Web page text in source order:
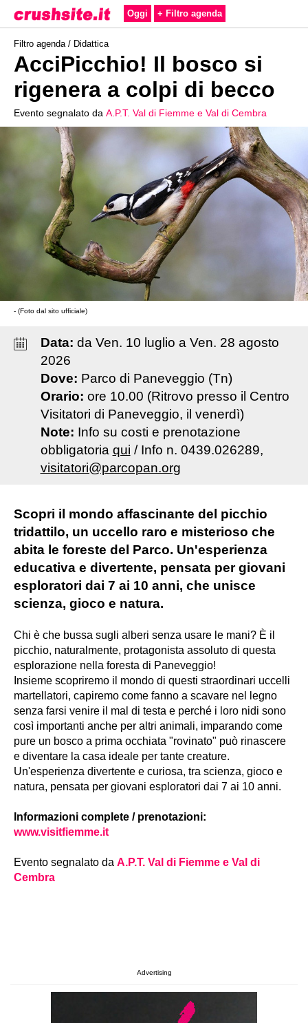
Oggi + Filtro agenda
Filtro agenda / Didattica
AcciPicchio! Il bosco si
rigenera a colpi di becco
Evento segnalato da A.P.T. Val di Fiemme e Val di Cembra
- (Foto dal sito ufficiale)
Data: da Ven. 10 luglio a Ven. 28 agosto
2026
Dove: Parco di Paneveggio (Tn)
Orario: ore 10.00 (Ritrovo presso il Centro
Visitatori di Paneveggio, il venerdì)
Note: Info su costi e prenotazione
obbligatoria qui / Info n. 0439.026289,
visitatori@parcopan.org
Scopri il mondo affascinante del picchio
tridattilo, un uccello raro e misterioso che
abita le foreste del Parco. Un'esperienza
educativa e divertente, pensata per giovani
esploratori dai 7 ai 10 anni, che unisce
scienza, gioco e natura.
Chi è che bussa sugli alberi senza usare le mani? È il
picchio, naturalmente, protagonista assoluto di questa
esplorazione nella foresta di Paneveggio!
Insieme scopriremo il mondo di questi straordinari uccelli
martellatori, capiremo come fanno a scavare nel legno
senza farsi venire il mal di testa e perché i loro nidi sono
così importanti anche per altri animali, imparando come
pure un bosco a prima occhiata "rovinato" può rinascere
e diventare la casa ideale per tante creature.
Un'esperienza divertente e curiosa, tra scienza, gioco e
natura, pensata per giovani esploratori dai 7 ai 10 anni.
Informazioni complete / prenotazioni:
www.visitfiemme.it
Evento segnalato da A.P.T. Val di Fiemme e Val di
Cembra
Advertising